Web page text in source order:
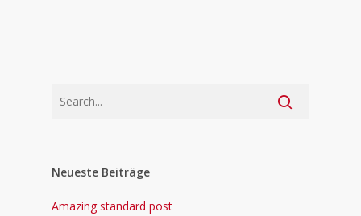
Neueste Beiträge
Amazing standard post